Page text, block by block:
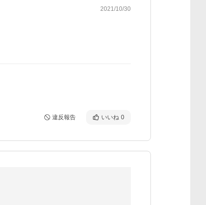
2021/10/30
違反報告 いいね 0